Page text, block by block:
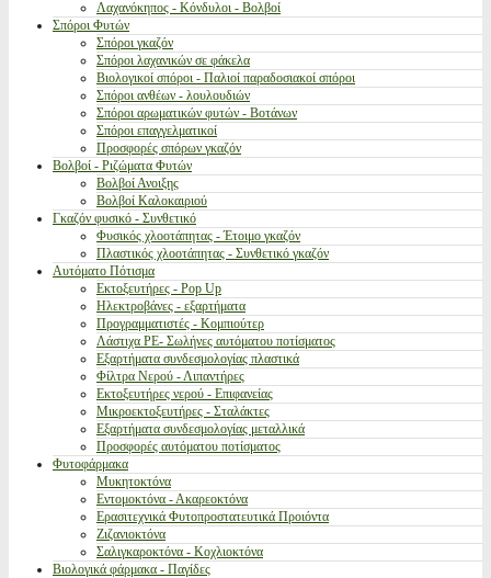
Λαχανόκηπος - Κόνδυλοι - Βολβοί
Σπόροι Φυτών
Σπόροι γκαζόν
Σπόροι λαχανικών σε φάκελα
Βιολογικοί σπόροι - Παλιοί παραδοσιακοί σπόροι
Σπόροι ανθέων - λουλουδιών
Σπόροι αρωματικών φυτών - Βοτάνων
Σπόροι επαγγελματικοί
Προσφορές σπόρων γκαζόν
Βολβοί - Ριζώματα Φυτών
Βολβοί Ανοιξης
Βολβοί Καλοκαιριού
Γκαζόν φυσικό - Συνθετικό
Φυσικός χλοοτάπητας - Έτοιμο γκαζόν
Πλαστικός χλοοτάπητας - Συνθετικό γκαζόν
Αυτόματο Πότισμα
Εκτοξευτήρες - Pop Up
Ηλεκτροβάνες - εξαρτήματα
Προγραμματιστές - Κομπιούτερ
Λάστιχα PE- Σωλήνες αυτόματου ποτίσματος
Εξαρτήματα συνδεσμολογίας πλαστικά
Φίλτρα Νερού - Λιπαντήρες
Εκτοξευτήρες νερού - Επιφανείας
Μικροεκτοξευτήρες - Σταλάκτες
Εξαρτήματα συνδεσμολογίας μεταλλικά
Προσφορές αυτόματου ποτίσματος
Φυτοφάρμακα
Μυκητοκτόνα
Εντομοκτόνα - Ακαρεοκτόνα
Ερασιτεχνικά Φυτοπροστατευτικά Προιόντα
Ζιζανιοκτόνα
Σαλιγκαροκτόνα - Κοχλιοκτόνα
Βιολογικά φάρμακα - Παγίδες